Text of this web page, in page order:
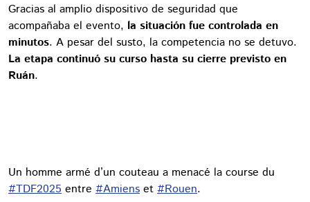
Gracias al amplio dispositivo de seguridad que
acompañaba el evento, la situación fue controlada en
minutos. A pesar del susto, la competencia no se detuvo.
La etapa continuó su curso hasta su cierre previsto en
Ruán.
Un homme armé d’un couteau a menacé la course du
#TDF2025 entre #Amiens et #Rouen.